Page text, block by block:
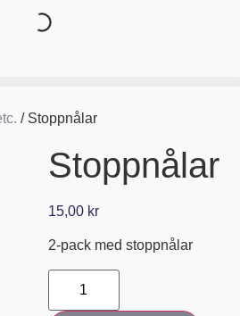
/ Stoppnålar
Stoppnålar
15,00 kr
2-pack med stoppnålar